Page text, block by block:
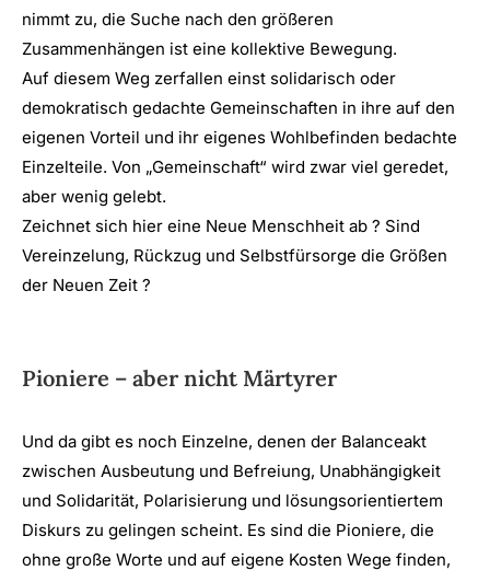
nimmt zu, die Suche nach den größeren
Zusammenhängen ist eine kollektive Bewegung.
Auf diesem Weg zerfallen einst solidarisch oder
demokratisch gedachte Gemeinschaften in ihre auf den
eigenen Vorteil und ihr eigenes Wohlbefinden bedachte
Einzelteile. Von „Gemeinschaft“ wird zwar viel geredet,
aber wenig gelebt.
Zeichnet sich hier eine Neue Menschheit ab ? Sind
Vereinzelung, Rückzug und Selbstfürsorge die Größen
der Neuen Zeit ?
Pioniere – aber nicht Märtyrer
Und da gibt es noch Einzelne, denen der Balanceakt
zwischen Ausbeutung und Befreiung, Unabhängigkeit
und Solidarität, Polarisierung und lösungsorientiertem
Diskurs zu gelingen scheint. Es sind die Pioniere, die
ohne große Worte und auf eigene Kosten Wege finden,